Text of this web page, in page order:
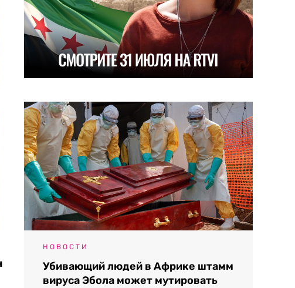
НОВОСТИ
Убивающий людей в Африке штамм
вируса Эбола может мутировать